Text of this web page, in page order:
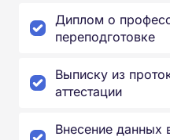
Диплом о
переподготовке
Выписку из
аттестации
Внесение данных